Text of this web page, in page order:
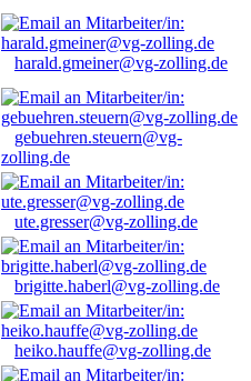
harald.gmeiner@vg-zolling.de
gebuehren.steuern@vg-
zolling.de
ute.gresser@vg-zolling.de
brigitte.haberl@vg-zolling.de
heiko.hauffe@vg-zolling.de